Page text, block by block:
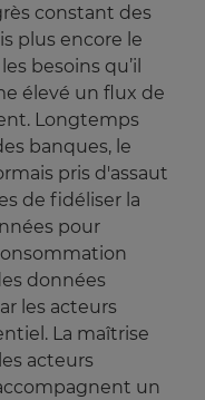
constant des
plus encore le
besoins qu’il
élevé un flux de
Longtemps
banques, le
pris d'assaut
de fidéliser la
pour
données
les acteurs
La maîtrise
acteurs
un